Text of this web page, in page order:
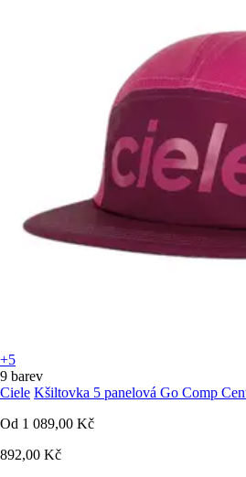
+5
9 barev
Ciele Kšiltovka 5 panelová Go Comp
Od 1 089,00 Kč
892,00 Kč